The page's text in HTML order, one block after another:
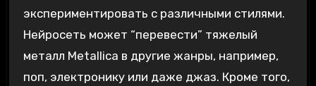
экспериментировать с различными стилями.
Нейросеть может “перевести” тяжелый
металл Metallica в другие жанры‚ например‚
поп‚ электронику или даже джаз. Кроме того‚